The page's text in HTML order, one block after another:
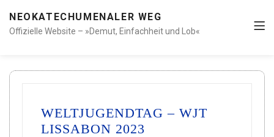
NEOKATECHUMENALER WEG
Offizielle Website – »Demut, Einfachheit und Lob«
WELTJUGENDTAG – WJT
LISSABON 2023